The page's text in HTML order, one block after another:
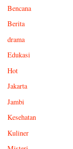
Bencana
Berita
drama
Edukasi
Hot
Jakarta
Jambi
Kesehatan
Kuliner